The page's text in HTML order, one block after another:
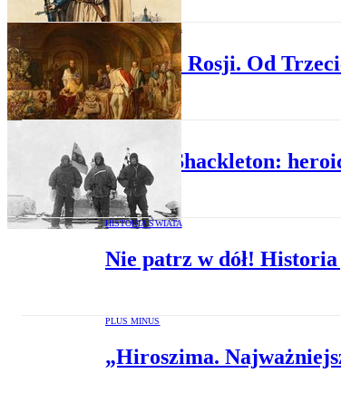
HISTORIA ŚWIATA
Historia Rosji. Od
Ernest Shackleton:
HISTORIA ŚWIATA
Nie patrz w dół! Historia
PLUS MINUS
„Hiroszima.